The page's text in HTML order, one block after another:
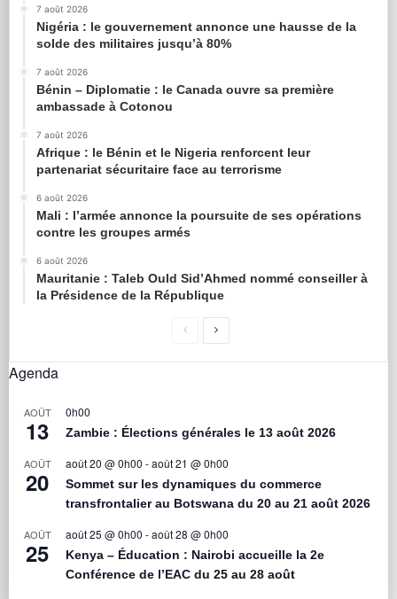
7 août 2026
Nigéria : le gouvernement annonce une hausse de la
solde des militaires jusqu’à 80%
7 août 2026
Bénin – Diplomatie : le Canada ouvre sa première
ambassade à Cotonou
7 août 2026
Afrique : le Bénin et le Nigeria renforcent leur
partenariat sécuritaire face au terrorisme
6 août 2026
Mali : l’armée annonce la poursuite de ses opérations
contre les groupes armés
6 août 2026
Mauritanie : Taleb Ould Sid’Ahmed nommé conseiller à
la Présidence de la République
Agenda
AOÛT
13
0h00
Zambie : Élections générales le 13 août 2026
AOÛT
20
août 20 @ 0h00 -août 21 @ 0h00
Sommet sur les dynamiques du commerce
transfrontalier au Botswana du 20 au 21 août 2026
AOÛT
25
août 25 @ 0h00 -août 28 @ 0h00
Kenya – Éducation : Nairobi accueille la 2e
Conférence de l’EAC du 25 au 28 août